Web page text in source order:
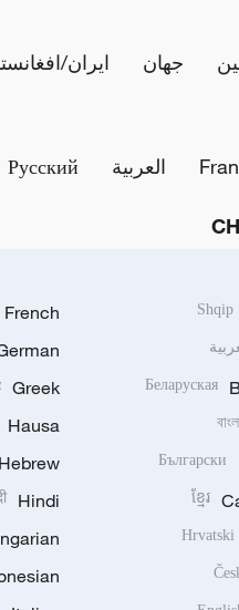
جهان ایران/
العربية Русский
Shqip
Беларуская
Български
ខ្មែរ
Hrvatski
French
Greek
Hausa
Hebrew
Hindi